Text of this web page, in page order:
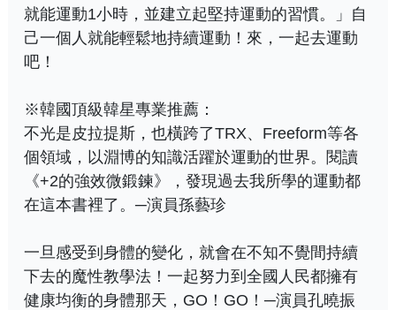
就能運動1小時，並建立起堅持運動的習慣。」自
己一個人就能輕鬆地持續運動！來，一起去運動
吧！
※韓國頂級韓星專業推薦：
不光是皮拉提斯，也橫跨了TRX、Freeform等各
個領域，以淵博的知識活躍於運動的世界。閱讀
《+2的強效微鍛鍊》，發現過去我所學的運動都
在這本書裡了。─演員孫藝珍
一旦感受到身體的變化，就會在不知不覺間持續
下去的魔性教學法！一起努力到全國人民都擁有
健康均衡的身體那天，GO！GO！─演員孔曉振